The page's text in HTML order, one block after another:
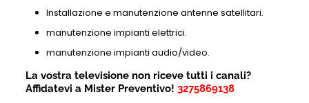
Installazione e manutenzione antenne satellitari.
manutenzione impianti elettrici.
manutenzione impianti audio/video.
La vostra televisione non riceve tutti i canali?
Affidatevi a Mister Preventivo! 3275869138